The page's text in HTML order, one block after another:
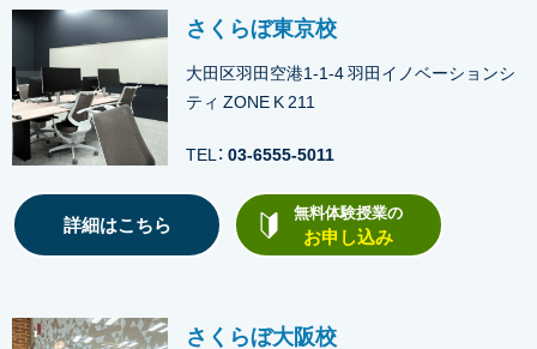
さくらぼ東京校
大田区羽田空港1-1-4 羽田イノベーションシ
ティ ZONE K 211
TEL： 03-6555-5011
詳細はこちら 無料体験授業の
お申し込み
さくらぼ大阪校